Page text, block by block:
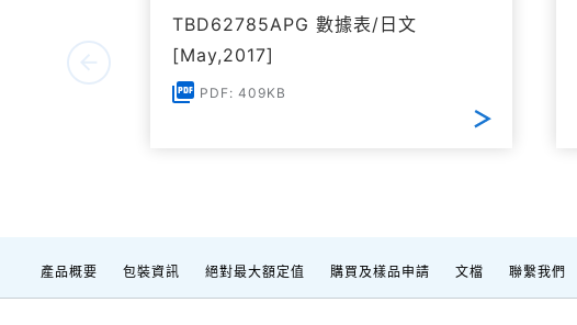
TBD62785APG 數據表/日文
[May,2017]
PDF: 409KB
產品概要 包裝資訊 絕對最大額定值 購買及樣品申請 文檔 聯繫我們